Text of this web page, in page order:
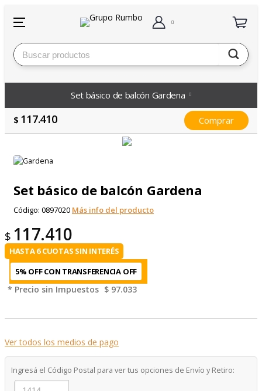
Set básico de balcón Gardena
Comprar
$ 117.410
Set básico de balcón Gardena
Código: 0897020 Más info del producto
$ 117.410
HASTA 6 CUOTAS SIN INTERÉS
5% OFF CON TRANSFERENCIA
* Precio sin Impuestos $ 97.033
Ver todos los medios de pago
Ingresá el Código Postal para ver tus opciones de Envío y Retiro: